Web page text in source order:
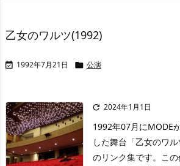
乙女のワルツ(1992)
 1992年7月21日  公演
 2024年1月1日
1992年07月にMODE
した舞台「乙女のワ
のリンク集です。こ